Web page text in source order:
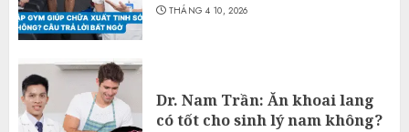
THÁNG 4 10, 2026
Dr. Nam Trần: Ăn khoai lang
có tốt cho sinh lý nam không?